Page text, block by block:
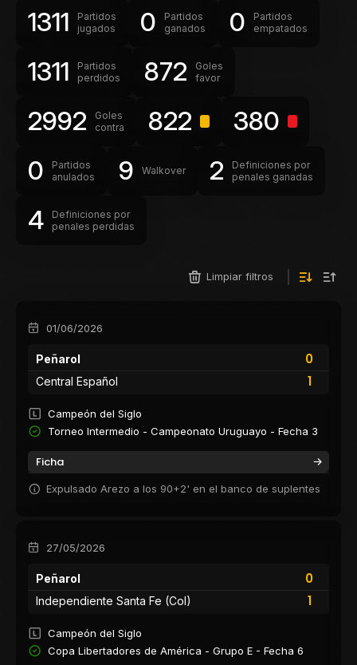
1311
Partidos
jugados
0
Partidos
ganados
0
Partidos
empatados
1311
Partidos
perdidos
872
Goles
favor
2992
Goles
contra
822
380
0
Partidos
anulados
9 Walkover 2
Definiciones por
penales ganadas
4
Definiciones por
penales perdidas
Limpiar filtros
01/06/2026
Peñarol
0
1
Central Español
Campeón del Siglo
Torneo Intermedio - Campeonato Uruguayo - Fecha 3
Ficha
Expulsado Arezo a los 90+2' en el banco de suplentes
27/05/2026
Peñarol
0
1
Independiente Santa Fe (Col)
Campeón del Siglo
Copa Libertadores de América - Grupo E - Fecha 6